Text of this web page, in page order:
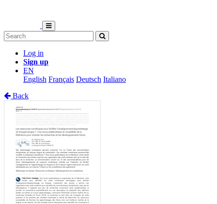
Log in
Sign up
EN
English Français Deutsch Italiano
Back